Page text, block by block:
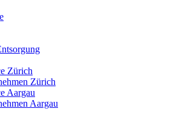
Zürich
Zürich
Aargau
Aargau